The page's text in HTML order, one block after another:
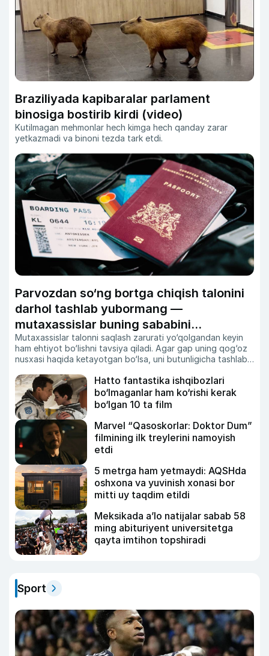
Braziliyada kapibaralar parlament
binosiga bostirib kirdi (video)
Kutilmagan mehmonlar hech kimga hech qanday zarar
yetkazmadi va binoni tezda tark etdi.
Parvozdan so‘ng bortga chiqish talonini
darhol tashlab yubormang —
mutaxassislar buning sababini
tushuntirdi
Mutaxassislar talonni saqlash zarurati yo‘qolgandan keyin
ham ehtiyot bo‘lishni tavsiya qiladi. Agar gap uning qog‘oz
nusxasi haqida ketayotgan bo‘lsa, uni butunligicha tashlab
Hatto fantastika ishqibozlari
bo‘lmaganlar ham ko‘rishi kerak
bo‘lgan 10 ta film
Marvel “Qasoskorlar: Doktor Dum”
filmining ilk treylerini namoyish
etdi
5 metrga ham yetmaydi: AQSHda
oshxona va yuvinish xonasi bor
mitti uy taqdim etildi
Meksikada a’lo natijalar sabab 58
ming abituriyent universitetga
qayta imtihon topshiradi
Sport